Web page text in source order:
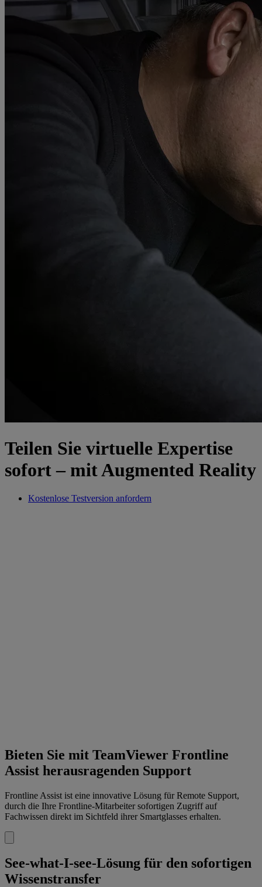
Teilen Sie virtuelle Expertise
sofort – mit Augmented Reality
Kostenlose Testversion anfordern
Bieten Sie mit TeamViewer Frontline
Assist herausragenden Support
Frontline Assist ist eine innovative Lösung für Remote Support,
durch die Ihre Frontline-Mitarbeiter sofortigen Zugriff auf
Fachwissen direkt im Sichtfeld ihrer Smartglasses erhalten.
See-what-I-see-Lösung für den sofortigen
Wissenstransfer